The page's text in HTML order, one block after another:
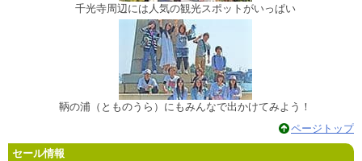
千光寺周辺には人気の観光スポットがいっぱい
鞆の浦（とものうら）にもみんなで出かけてみよう！
ページトップ
セール情報